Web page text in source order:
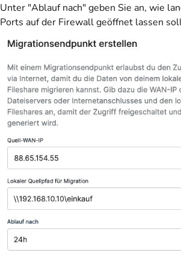
Unter "Ablauf nach" geben Sie an, wie
Ports auf der Firewall geöffnet lassen